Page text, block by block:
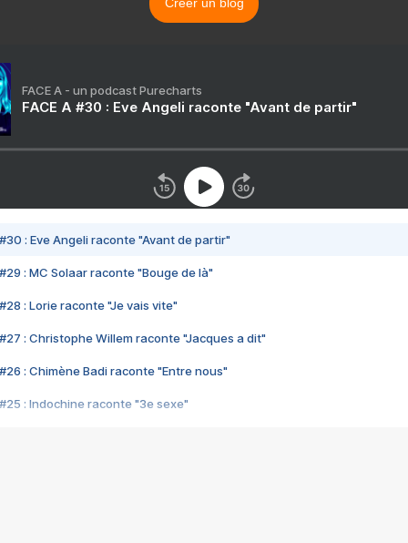
FACE A - un podcast Purecharts
FACE A #30 : Eve Angeli raconte "Avant de partir"
#30 : Eve Angeli raconte "Avant de partir"
#29 : MC Solaar raconte "Bouge de là"
#28 : Lorie raconte "Je vais vite"
#27 : Christophe Willem raconte "Jacques a dit"
#26 : Chimène Badi raconte "Entre nous"
#25 : Indochine raconte "3e sexe"